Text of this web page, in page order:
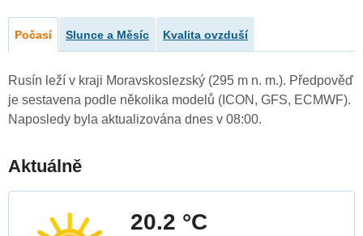
Počasí Slunce a Měsíc Kvalita ovzduší
Rusín leží v kraji Moravskoslezský (295 m n. m.). Předpověď
je sestavena podle několika modelů (ICON, GFS, ECMWF).
Naposledy byla aktualizována dnes v 08:00.
Aktuálně
20.2 °C